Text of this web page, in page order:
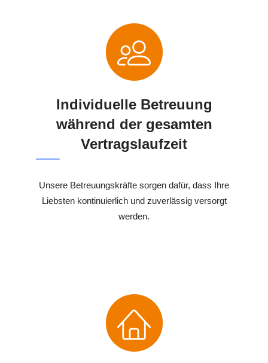
Individuelle Betreuung
während der gesamten
Vertragslaufzeit
Unsere Betreuungskräfte sorgen dafür, dass Ihre
Liebsten kontinuierlich und zuverlässig versorgt
werden.